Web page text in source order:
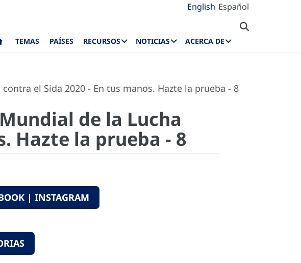
English Español
TEMAS PAÍSES RECURSOS NOTICIAS ACERCA DE
el Sida 2020 - En tus manos. Hazte la prueba - 8
de la Lucha
Hazte la prueba - 8
| INSTAGRAM